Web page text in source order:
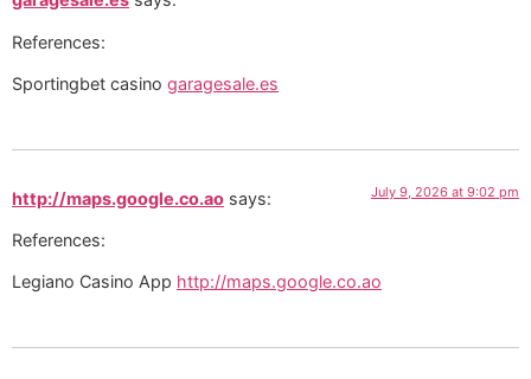
References:
Sportingbet casino garagesale.es
http://maps.google.co.ao says: July 9, 2026 at 9:02 pm
References:
Legiano Casino App http://maps.google.co.ao